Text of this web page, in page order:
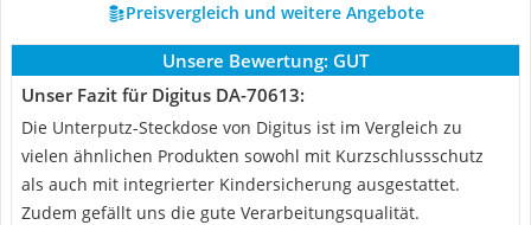
Preisvergleich und weitere Angebote
Unsere Bewertung: GUT
Unser Fazit für Digitus DA-70613:
Die Unterputz-Steckdose von Digitus ist im Vergleich zu
vielen ähnlichen Produkten sowohl mit Kurzschlussschutz
als auch mit integrierter Kindersicherung ausgestattet.
Zudem gefällt uns die gute Verarbeitungsqualität.